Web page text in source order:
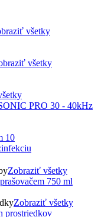
všetky
všetky
Zobraziť všetky
Zobraziť všetky